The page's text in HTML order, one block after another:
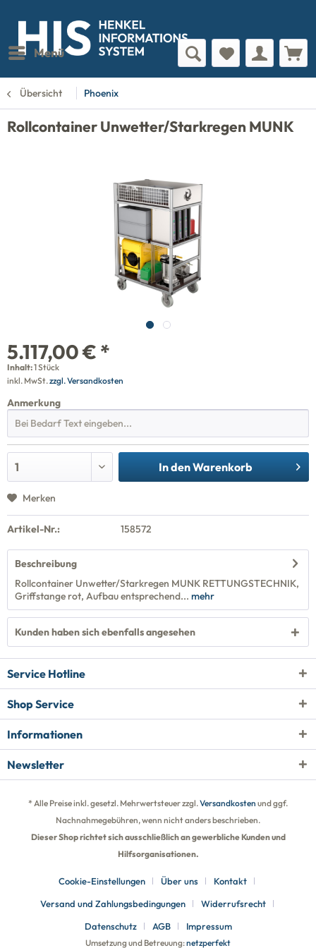
Menü
Übersicht Phoenix
Rollcontainer Unwetter/Starkregen MUNK
5.117,00 € *
Inhalt:1 Stück
inkl. MwSt.zzgl. Versandkosten
Anmerkung
In denWarenkorb
Merken
Artikel-Nr.: 158572
Beschreibung
Rollcontainer Unwetter/Starkregen MUNK RETTUNGSTECHNIK,
Griffstange rot, Aufbau entsprechend... mehr
Kunden haben sich ebenfalls angesehen
Service Hotline
Shop Service
Informationen
Newsletter
* Alle Preise inkl. gesetzl. Mehrwertsteuer zzgl.Versandkosten und ggf.
Nachnahmegebühren, wenn nicht anders beschrieben.
Dieser Shop richtet sich ausschließlich an gewerbliche Kunden und
Hilfsorganisationen.
Cookie-Einstellungen Über uns
Kontakt
Versand und Zahlungsbedingungen
Widerrufsrecht
Datenschutz
AGB Impressum
Umsetzung und Betreuung:netzperfekt